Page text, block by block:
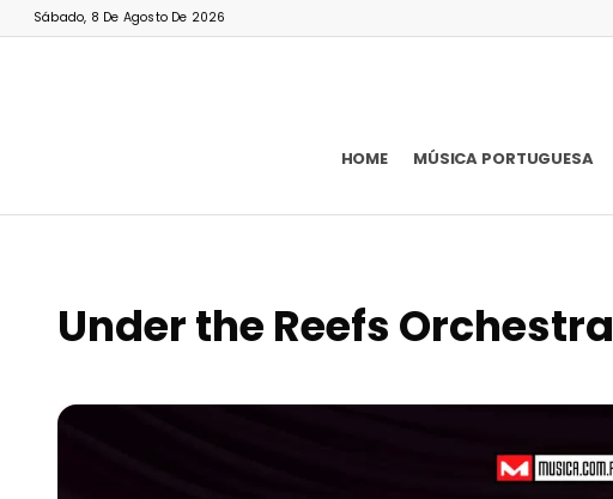
Sábado, 8 De Agosto De 2026
HOME MÚSICA PORTUGUESA
Under the Reefs Orchestra